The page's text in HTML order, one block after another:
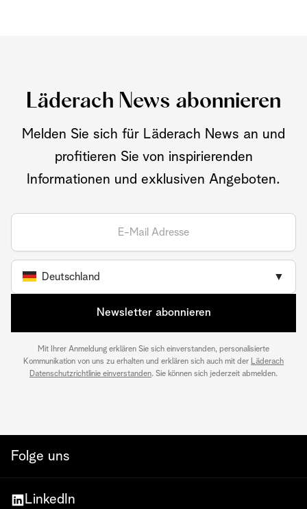
Läderach News abonnieren
Melden Sie sich für Läderach News an und
profitieren Sie von inspirierenden
Informationen und exklusiven Angeboten.
Deutschland ▼
Newsletter abonnieren
Mit Ihrer Anmeldung erklären Sie sich einverstanden, personalisierte
Kommunikation von uns zu erhalten und erklären sich auch mit der Läderach
Datenschutzrichtlinie einverstanden. Sie können sich jederzeit abmelden.
Folge uns
LinkedIn